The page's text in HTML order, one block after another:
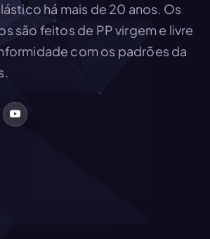
há mais de 20 anos. Os
são feitos de PP virgem e livre
com os padrões da